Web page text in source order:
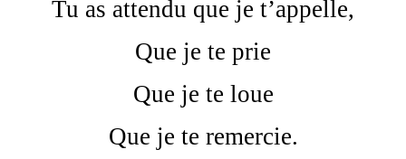
Tu as attendu que je t’appelle,
Que je te prie
Que je te loue
Que je te remercie.